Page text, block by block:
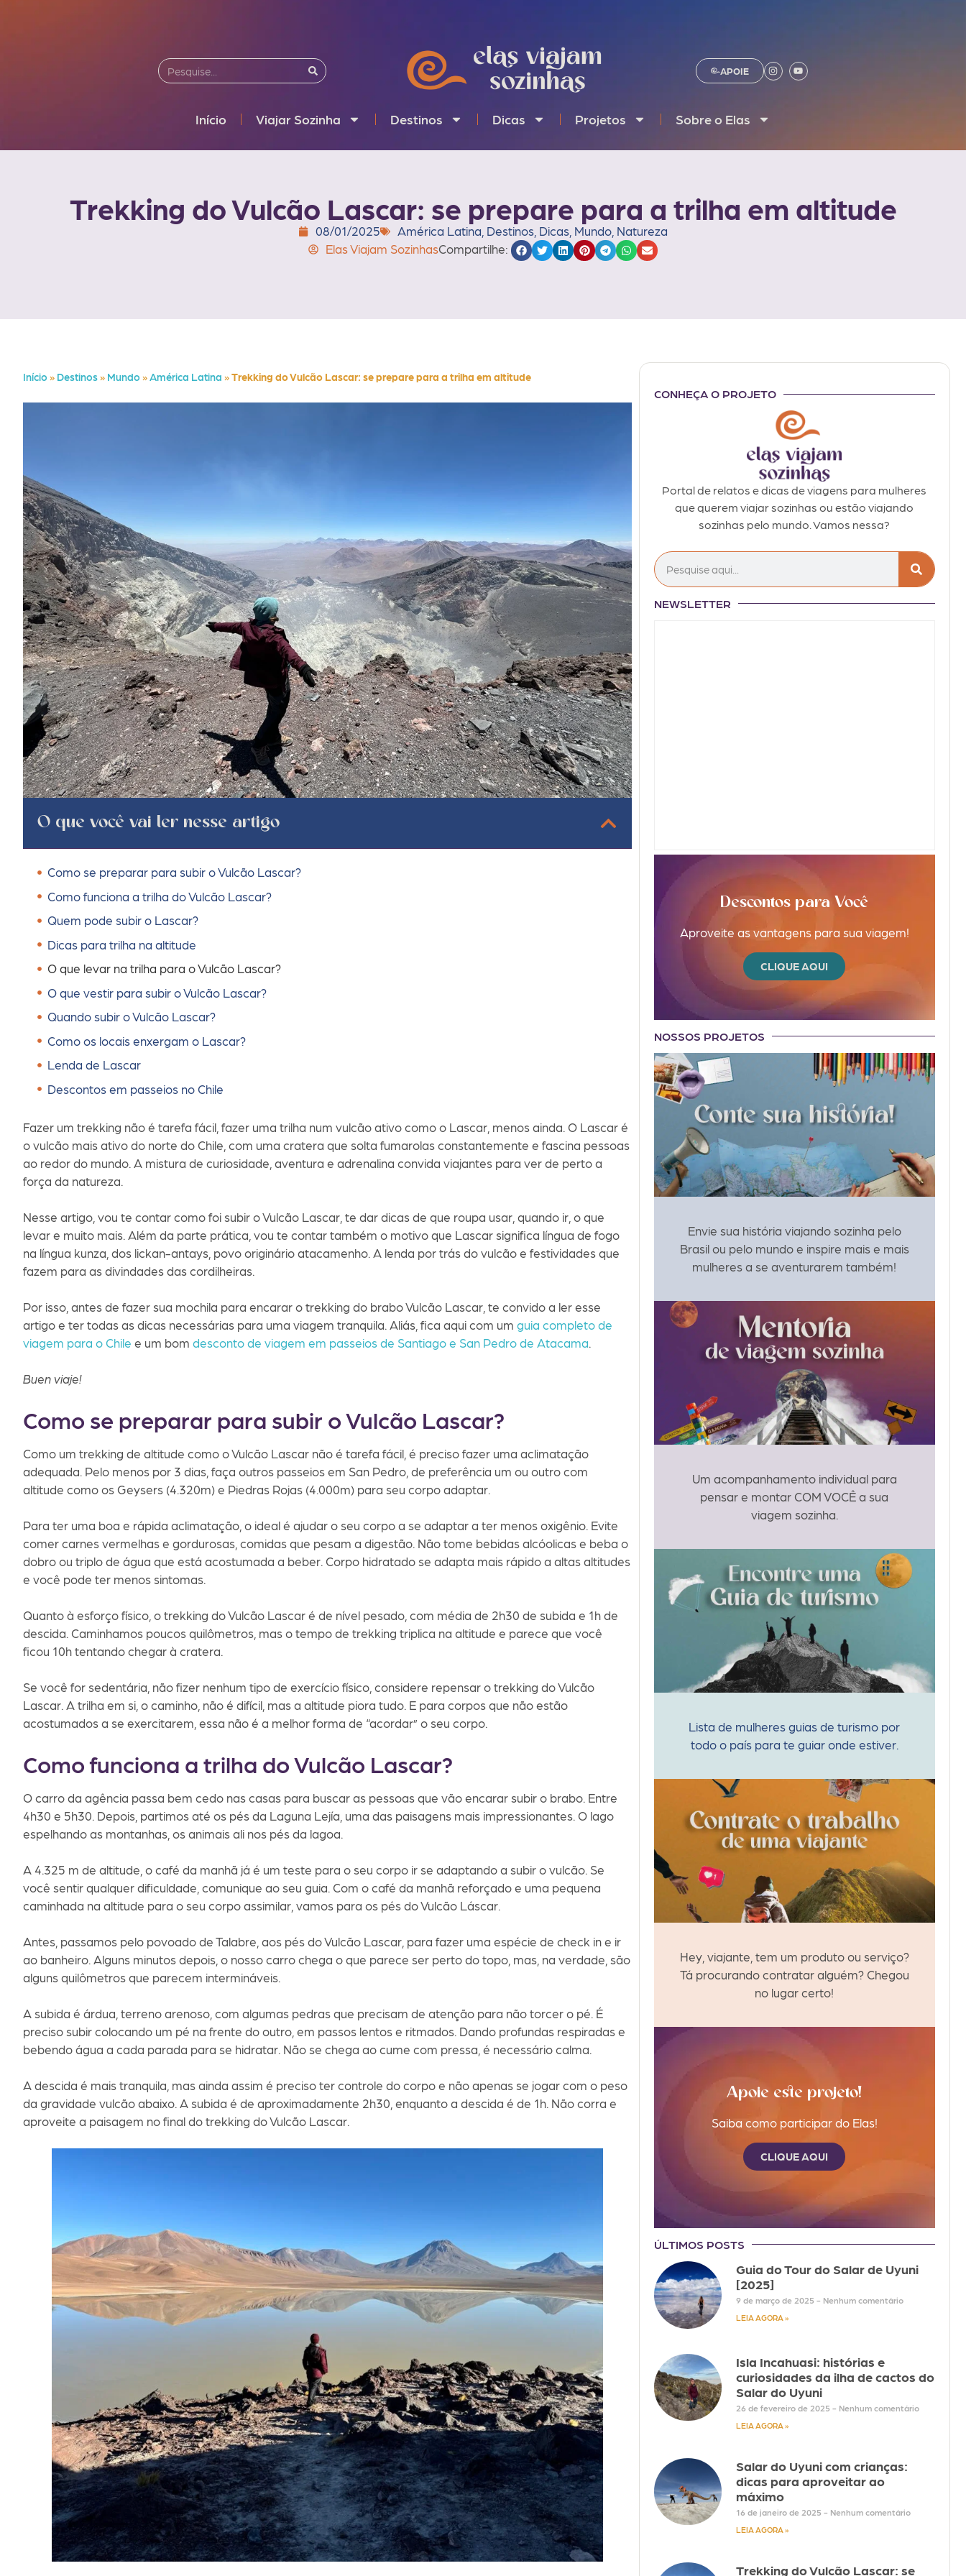
APOIE
Início Viajar Sozinha Destinos Dicas Projetos Sobre o Elas
Trekking do Vulcão Lascar: se prepare para a trilha em altitude
08/01/2025 América Latina Destinos Dicas Mundo Natureza
Elas Viajam SozinhasCompartilhe:
Início » Destinos» Mundo »América Latina »Trekking do Vulcão Lascar: se prepare para a trilha em altitude
O que você vai ler nesse artigo
Como se preparar para subir o Vulcão Lascar?
Como funciona a trilha do Vulcão Lascar?
Quem pode subir o Lascar?
Dicas para trilha na altitude
O que levar na trilha para o Vulcão Lascar?
O que vestir para subir o Vulcão Lascar?
Quando subir o Vulcão Lascar?
Como os locais enxergam o Lascar?
Lenda de Lascar
Descontos em passeios no Chile
Fazer um trekking não é tarefa fácil, fazer uma trilha num vulcão ativo como o Lascar, menos ainda. O Lascar é
o vulcão mais ativo do norte do Chile, com uma cratera que solta fumarolas constantemente e fascina pessoas
ao redor do mundo. A mistura de curiosidade, aventura e adrenalina convida viajantes para ver de perto a
força da natureza.
Nesse artigo, vou te contar como foi subir o Vulcão Lascar, te dar dicas de que roupa usar, quando ir, o que
levar e muito mais. Além da parte prática, vou te contar também o motivo que Lascar significa língua de fogo
na língua kunza, dos lickan-antays, povo originário atacamenho. A lenda por trás do vulcão e festividades que
fazem para as divindades das cordilheiras.
Por isso, antes de fazer sua mochila para encarar o trekking do brabo Vulcão Lascar, te convido a ler esse
artigo e ter todas as dicas necessárias para uma viagem tranquila. Aliás, fica aqui com um guia completo de
viagem para o Chile e um bom desconto de viagem em passeios de Santiago e San Pedro de Atacama.
Buen viaje!
Como se preparar para subir o Vulcão Lascar?
Como um trekking de altitude como o Vulcão Lascar não é tarefa fácil, é preciso fazer uma aclimatação
adequada. Pelo menos por 3 dias, faça outros passeios em San Pedro, de preferência um ou outro com
altitude como os Geysers (4.320m) e Piedras Rojas (4.000m) para seu corpo adaptar.
Para ter uma boa e rápida aclimatação, o ideal é ajudar o seu corpo a se adaptar a ter menos oxigênio. Evite
comer carnes vermelhas e gordurosas, comidas que pesam a digestão. Não tome bebidas alcóolicas e beba o
dobro ou triplo de água que está acostumada a beber. Corpo hidratado se adapta mais rápido a altas altitudes
e você pode ter menos sintomas.
Quanto à esforço físico, o trekking do Vulcão Lascar é de nível pesado, com média de 2h30 de subida e 1h de
descida. Caminhamos poucos quilômetros, mas o tempo de trekking triplica na altitude e parece que você
ficou 10h tentando chegar à cratera.
Se você for sedentária, não fizer nenhum tipo de exercício físico, considere repensar o trekking do Vulcão
Lascar. A trilha em si, o caminho, não é difícil, mas a altitude piora tudo. E para corpos que não estão
acostumados a se exercitarem, essa não é a melhor forma de “acordar” o seu corpo.
Como funciona a trilha do Vulcão Lascar?
O carro da agência passa bem cedo nas casas para buscar as pessoas que vão encarar subir o brabo. Entre
4h30 e 5h30. Depois, partimos até os pés da Laguna Lejía, uma das paisagens mais impressionantes. O lago
espelhando as montanhas, os animais ali nos pés da lagoa.
A 4.325 m de altitude, o café da manhã já é um teste para o seu corpo ir se adaptando a subir o vulcão. Se
você sentir qualquer dificuldade, comunique ao seu guia. Com o café da manhã reforçado e uma pequena
caminhada na altitude para o seu corpo assimilar, vamos para os pés do Vulcão Láscar.
Antes, passamos pelo povoado de Talabre, aos pés do Vulcão Lascar, para fazer uma espécie de check in e ir
ao banheiro. Alguns minutos depois, o nosso carro chega o que parece ser perto do topo, mas, na verdade, são
alguns quilômetros que parecem intermináveis.
A subida é árdua, terreno arenoso, com algumas pedras que precisam de atenção para não torcer o pé. É
preciso subir colocando um pé na frente do outro, em passos lentos e ritmados. Dando profundas respiradas e
bebendo água a cada parada para se hidratar. Não se chega ao cume com pressa, é necessário calma.
A descida é mais tranquila, mas ainda assim é preciso ter controle do corpo e não apenas se jogar com o peso
da gravidade vulcão abaixo. A subida é de aproximadamente 2h30, enquanto a descida é de 1h. Não corra e
aproveite a paisagem no final do trekking do Vulcão Lascar.
CONHEÇA O PROJETO
Portal de relatos e dicas de viagens para mulheres
que querem viajar sozinhas ou estão viajando
sozinhas pelo mundo. Vamos nessa?
NEWSLETTER
Descontos para Você
Aproveite as vantagens para sua viagem!
CLIQUE AQUI
NOSSOS PROJETOS
Envie sua história viajando sozinha pelo
Brasil ou pelo mundo e inspire mais e mais
mulheres a se aventurarem também!
Um acompanhamento individual para
pensar e montar COM VOCÊ a sua
viagem sozinha.
Lista de mulheres guias de turismo por
todo o país para te guiar onde estiver.
Hey, viajante, tem um produto ou serviço?
Tá procurando contratar alguém? Chegou
no lugar certo!
Apoie este projeto!
Saiba como participar do Elas!
CLIQUE AQUI
ÚLTIMOS POSTS
Guia do Tour do Salar de Uyuni
[2025]
9 de março de 2025 Nenhum comentário
LEIA AGORA »
Isla Incahuasi: histórias e
curiosidades da ilha de cactos do
Salar do Uyuni
26 de fevereiro de 2025 Nenhum comentário
LEIA AGORA »
Salar do Uyuni com crianças:
dicas para aproveitar ao
máximo
16 de janeiro de 2025 Nenhum comentário
LEIA AGORA »
Trekking do Vulcão Lascar: se